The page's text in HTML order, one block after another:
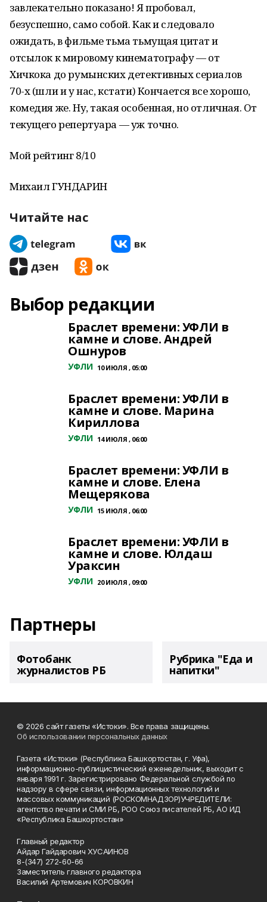
завлекательно показано! Я пробовал,
безуспешно, само собой. Как и следовало
ожидать, в фильме тьма тьмущая цитат и
отсылок к мировому кинематографу — от
Хичкока до румынских детективных сериалов
70-х (шли и у нас, кстати) Кончается все хорошо,
комедия же. Ну, такая особенная, но отличная. От
текущего репертуара — уж точно.
Мой рейтинг 8/10
Михаил ГУНДАРИН
Читайте нас
Выбор редакции
Браслет времени: УФЛИ в
камне и слове. Андрей
Ошнуров
УФЛИ 10 ИЮЛЯ , 05:00
Браслет времени: УФЛИ в
камне и слове. Марина
Кириллова
УФЛИ 14 ИЮЛЯ , 06:00
Браслет времени: УФЛИ в
камне и слове. Елена
Мещерякова
УФЛИ 15 ИЮЛЯ , 06:00
Браслет времени: УФЛИ в
камне и слове. Юлдаш
Ураксин
УФЛИ 20 ИЮЛЯ , 09:00
Партнеры
Фотобанк
журналистов РБ
Рубрика "Еда и
напитки"
© 2026 сайт газеты «Истоки». Все права защищены.
Об использовании персональных данных
Газета «Истоки» (Республика Башкортостан, г. Уфа),
информационно-публицистический еженедельник, выходит с
января 1991 г. Зарегистрировано Федеральной службой по
надзору в сфере связи, информационных технологий и
массовых коммуникаций (РОСКОМНАДЗОР)УЧРЕДИТЕЛИ:
агентство печати и СМИ РБ, РОО Союз писателей РБ, АО ИД
«Республика Башкортостан»
Главный редактор
Айдар Гайдарович ХУСАИНОВ
8-(347) 272-60-66
Заместитель главного редактора
Василий Артемович КОРОВКИН